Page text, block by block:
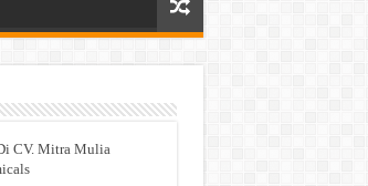
CV. Mitra Mulia